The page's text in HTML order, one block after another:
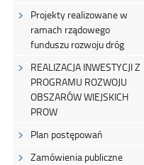
Projekty realizowane w
ramach rządowego
funduszu rozwoju dróg
REALIZACJA INWESTYCJI Z
PROGRAMU ROZWOJU
OBSZARÓW WIEJSKICH
PROW
Plan postępowań
Zamówienia publiczne